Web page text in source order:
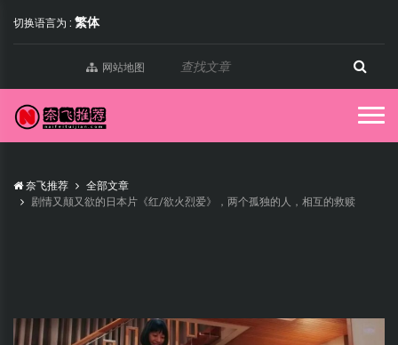
切换语言为 : 繁体
网站地图
奈飞推荐
全部文章
剧情又颠又欲的日本片《红/欲火烈爱》，两个孤独的人，相互的救赎